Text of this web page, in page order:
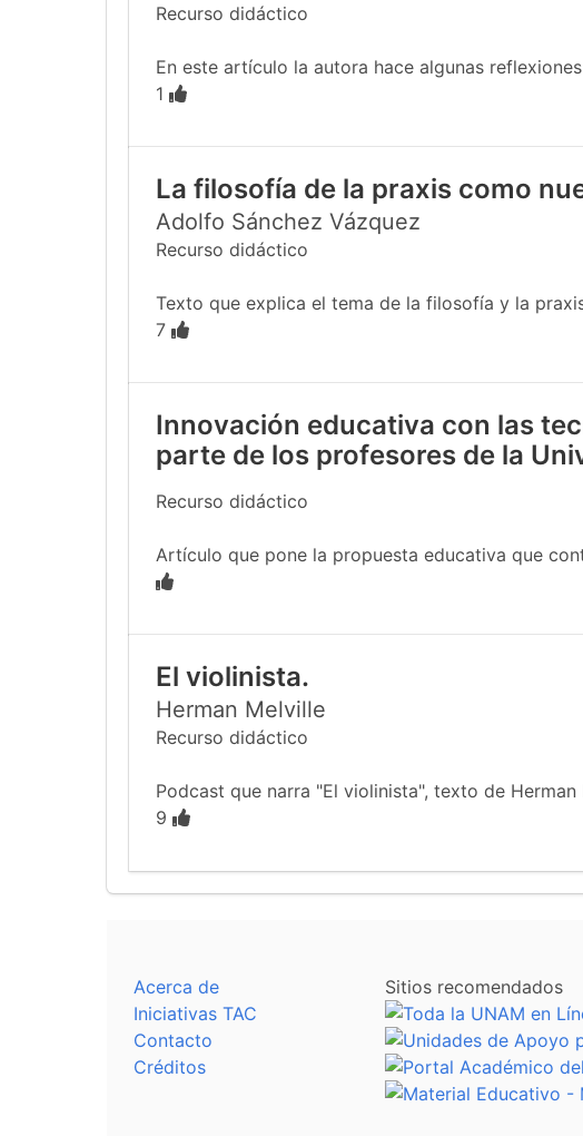
Recurso didáctico
En este artículo la autora hace algunas
1
La filosofía de la praxis como
Adolfo Sánchez Vázquez
Recurso didáctico
Texto que explica el tema de la filosofía y la
7
Innovación educativa con las
parte de los profesores de la
Recurso didáctico
Artículo que pone la propuesta educativa que
El violinista.
Herman Melville
Recurso didáctico
Podcast que narra "El violinista", texto de
9
Acerca de
Iniciativas TAC
Contacto
Créditos
Sitios recomendados